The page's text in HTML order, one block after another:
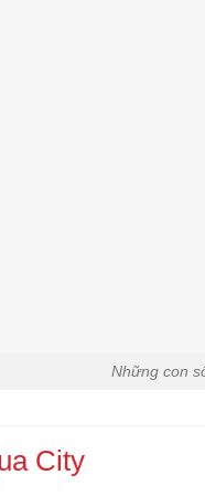
Những con
City